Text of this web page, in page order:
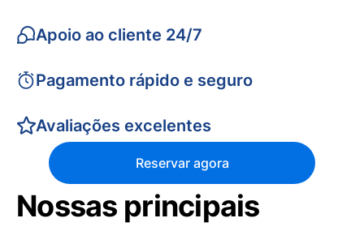
Apoio ao cliente 24/7
Pagamento rápido e seguro
Avaliações excelentes
Reservar agora
Nossas principais